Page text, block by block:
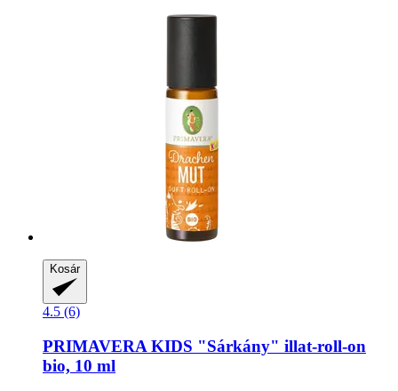
Kosár
4.5 (6)
PRIMAVERA KIDS "Sárkány" illat-​roll-​on
bio, 10 ml